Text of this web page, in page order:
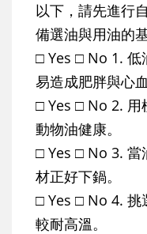
以下，請先進行
備選油與用油的
□ Yes □ No 1. 低
易造成肥胖與心
□ Yes □ No 2. 用
動物油健康。
□ Yes □ No 3. 當
材正好下鍋。
□ Yes □ No 4. 挑
較耐高溫。